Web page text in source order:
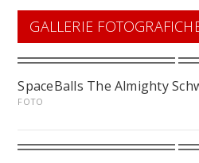
GALLERIE
SpaceBalls The Almighty
FOTO